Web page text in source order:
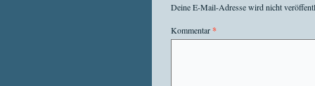
Deine E-Mail-Adresse wird nicht
Kommentar*